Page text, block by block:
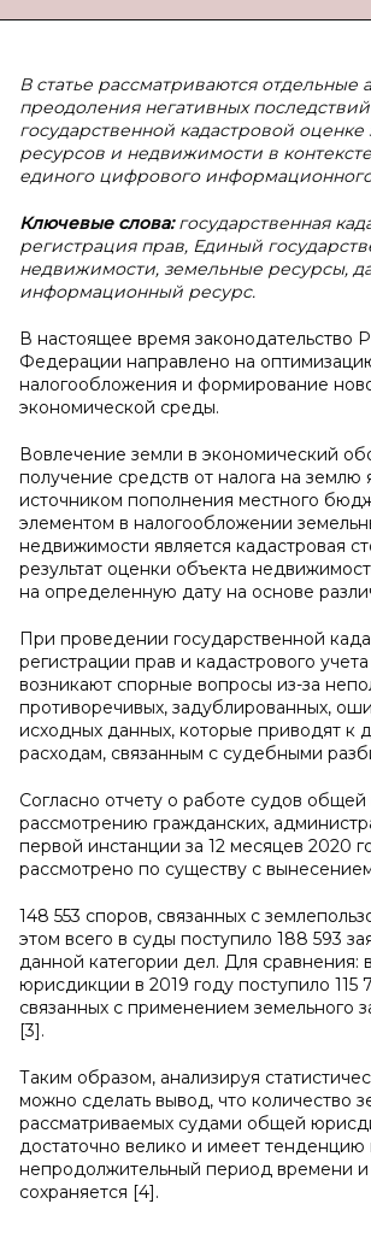
В статье рассматриваются отдельные
преодоления негативных
государственной кадастровой
ресурсов и недвижимости в
единого цифрового
Ключевые слова:государственная
регистрация прав, Единый
недвижимости, земельные ресурсы,
информационный ресурс.
В настоящее время законодательство
Федерации направлено на
налогообложения и формирование
экономической среды.
Вовлечение земли в экономический
получение средств от налога на землю
источником пополнения местного
элементом в налогообложении
недвижимости является кадастровая
результат оценки объекта
на определенную дату на основе
При проведении государственной
регистрации прав и кадастрового
возникают спорные вопросы из-за
противоречивых, задублированных,
исходных данных, которые приводят к
расходам, связанным с судебными
Согласно отчету о работе судов
рассмотрению гражданских,
первой инстанции за 12 месяцев 2020
рассмотрено по существу с
148 553 споров, связанных с
этом всего в суды поступило 188 593
данной категории дел. Для сравнения:
юрисдикции в 2019 году поступило 115
связанных с применением земельного
[3].
Таким образом, анализируя
можно сделать вывод, что количество
рассматриваемых судами общей
достаточно велико и имеет тенденцию
непродолжительный период времени и
сохраняется [4].